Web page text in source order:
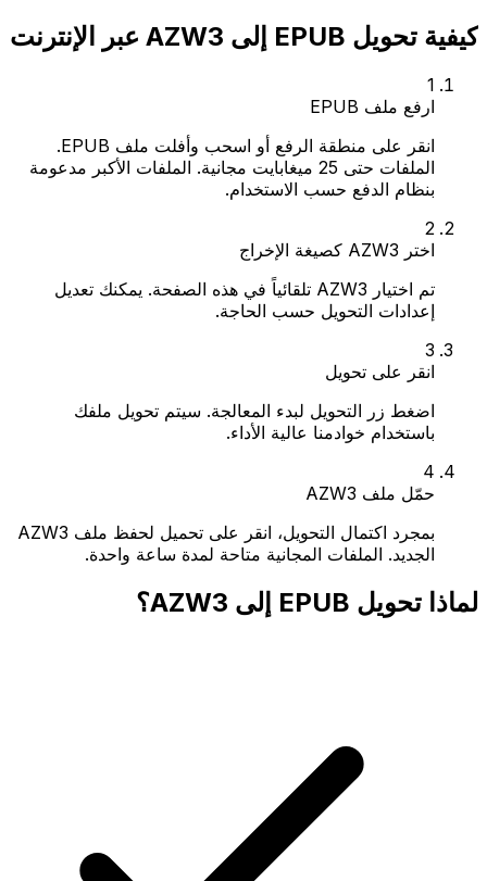
كيفية تحويل EPUB إلى AZW3 عبر الإنترنت
1
ارفع ملف EPUB
انقر على منطقة الرفع أو اسحب وأفلت ملف EPUB.
الملفات حتى 25 ميغابايت مجانية. الملفات الأكبر مدعومة
بنظام الدفع حسب الاستخدام.
2
اختر AZW3 كصيغة الإخراج
تم اختيار AZW3 تلقائياً في هذه الصفحة. يمكنك تعديل
إعدادات التحويل حسب الحاجة.
3
انقر على تحويل
اضغط زر التحويل لبدء المعالجة. سيتم تحويل ملفك
باستخدام خوادمنا عالية الأداء.
4
حمّل ملف AZW3
بمجرد اكتمال التحويل، انقر على تحميل لحفظ ملف AZW3
الجديد. الملفات المجانية متاحة لمدة ساعة واحدة.
لماذا تحويل EPUB إلى AZW3؟